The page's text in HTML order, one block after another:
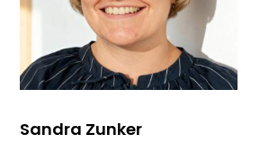
Sandra Zunker